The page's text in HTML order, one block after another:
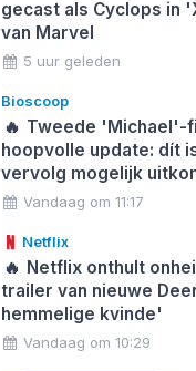
gecast als Cyclops in
van Marvel
5 uur geleden
Bioscoop
🔥 Tweede 'Michael'-
hoopvolle update: dít
vervolg mogelijk
Vandaag om 11:17
Netflix
🔥 Netflix onthult
trailer van nieuwe
hemmelige kvinde'
Vandaag om 10:29